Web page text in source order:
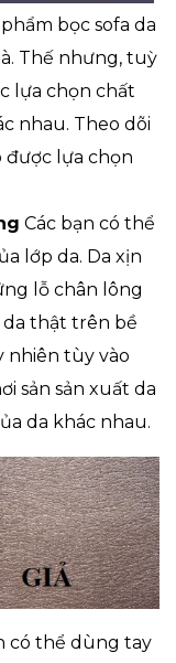
bọc sofa da
Thế nhưng, tuỳ
lựa chọn chất
nhau. Theo dõi
được lựa chọn
Các bạn có thể
lớp da. Da xịn
lỗ chân lông
da thật trên bề
nhiên tùy vào
sản sản xuất da
da khác nhau.
có thể dùng tay